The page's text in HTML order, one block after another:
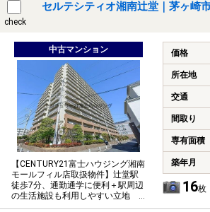
check
セルテシティオ湘南辻堂｜茅ヶ崎
中古マンション
【CENTURY21富士ハウジング湘南
モールフィル店取扱物件】辻堂駅
徒歩7分、通勤通学に便利＋駅周辺
の生活施設も利用しやすい立地
です。
価格
所在地
交通
間取り
専有面積
築年月
16